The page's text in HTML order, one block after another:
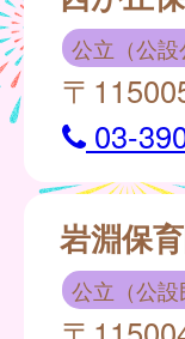
公立（公設
〒
03-
岩淵保
公立（公設